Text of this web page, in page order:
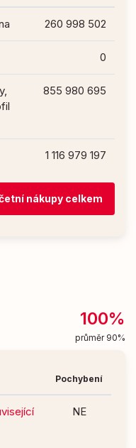
260 998 502
0
855 980 695
1 116 979 197
nákupy celkem
100%
průměr 90%
Pochybení
NE